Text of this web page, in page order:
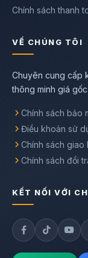
Chính sách thanh
VỀ CHÚNG TÔI
Chuyên cung cấp
thông minh giá
Chính sách bảo
Điều khoản sử
Chính sách giao
Chính sách đổi
KẾT NỐI VỚI